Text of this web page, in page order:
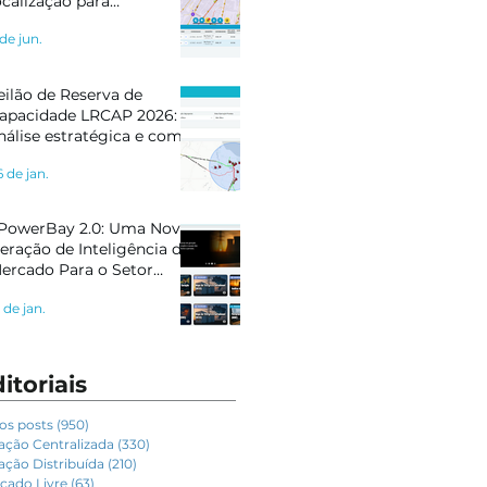
jun.
de Reserva de
LRCAP 2026:
estratégica e como
de mercado
de jan.
2.0: Uma Nova
de Inteligência de
Para o Setor
de jan.
posts (950)
Centralizada (330)
Distribuída (210)
Livre (63)